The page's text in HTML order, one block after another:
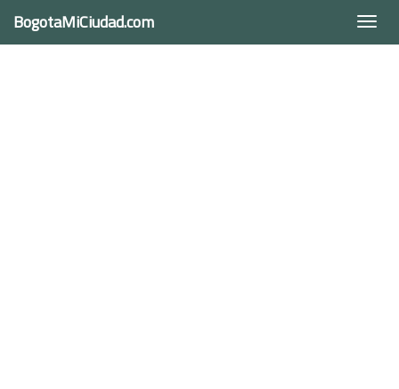
BogotaMiCiudad.com